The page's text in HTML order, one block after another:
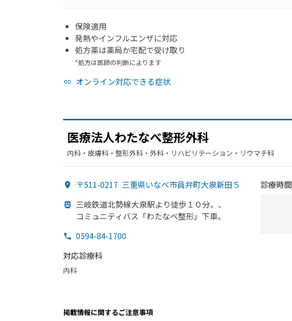
保険適用
発熱やインフルエンザに対応
処方薬は薬局か宅配で受け取り
*処方は医師の判断によります
オンライン対応できる症状
医療法人わたなべ整形外科
内科・​皮膚科・​整形外科・​外科・​リハビリテーション・​リウマチ科
〒511-0217 三重県いなべ市員弁町大泉新田５
三岐鉄道北勢線大泉駅より徒歩１０分。、
コミュニティバス 「わたなべ整形」下車。
0594-84-1700
対応診療科
内科
診療時間
掲載情報に関するご注意事項